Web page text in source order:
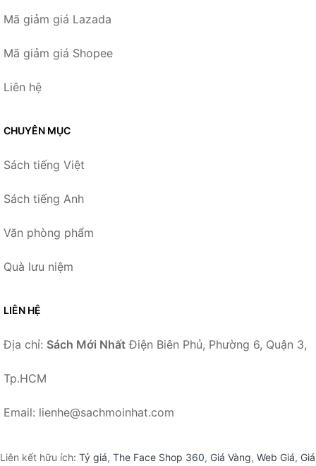
Mã giảm giá Lazada
Mã giảm giá Shopee
Liên hệ
CHUYÊN MỤC
Sách tiếng Việt
Sách tiếng Anh
Văn phòng phẩm
Quà lưu niệm
LIÊN HỆ
Địa chỉ: Sách Mới Nhất Điện Biên Phủ, Phường 6, Quận 3,
Tp.HCM
Email: lienhe@sachmoinhat.com
Liên kết hữu ích: Tỷ giá, The Face Shop 360, Giá Vàng, Web Giá, Giá